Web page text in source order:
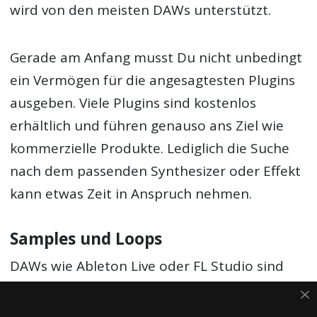
wird von den meisten DAWs unterstützt.
Gerade am Anfang musst Du nicht unbedingt
ein Vermögen für die angesagtesten Plugins
ausgeben. Viele Plugins sind kostenlos
erhältlich und führen genauso ans Ziel wie
kommerzielle Produkte. Lediglich die Suche
nach dem passenden Synthesizer oder Effekt
kann etwas Zeit in Anspruch nehmen.
Samples und Loops
DAWs wie Ableton Live oder FL Studio sind